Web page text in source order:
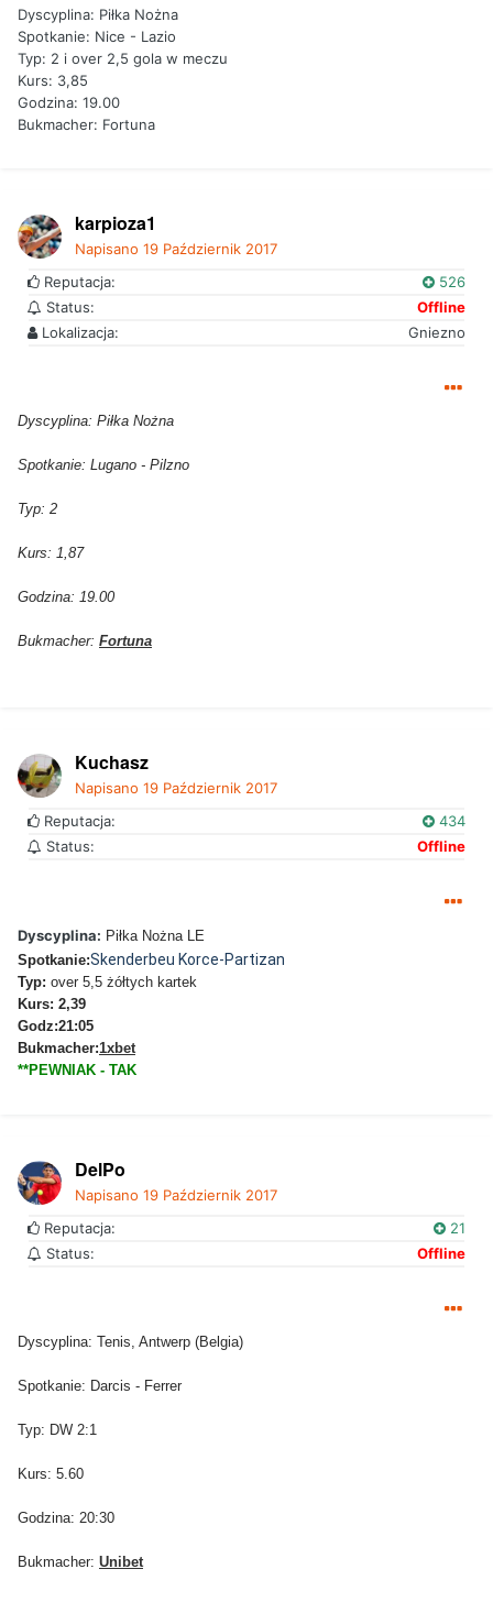
Dyscyplina: Piłka Nożna
Spotkanie: Nice - Lazio
Typ: 2 i over 2,5 gola w meczu
Kurs: 3,85
Godzina: 19.00
Bukmacher: Fortuna
karpioza1
Napisano 19 Październik 2017
Reputacja:
526
Status:
Offline
Lokalizacja:
Gniezno
Dyscyplina: Piłka Nożna
Spotkanie: Lugano - Pilzno
Typ: 2
Kurs: 1,87
Godzina: 19.00
Bukmacher: Fortuna
Kuchasz
Napisano 19 Październik 2017
Reputacja:
434
Status:
Offline
Dyscyplina: Piłka Nożna LE
Spotkanie:Skenderbeu Korce-Partizan
Typ: over 5,5 żółtych kartek
Kurs: 2,39
Godz:21:05
Bukmacher:1xbet
**PEWNIAK - TAK
DelPo
Napisano 19 Październik 2017
Reputacja:
21
Status:
Offline
Dyscyplina: Tenis, Antwerp (Belgia)
Spotkanie: Darcis - Ferrer
Typ: DW 2:1
Kurs: 5.60
Godzina: 20:30
Bukmacher: Unibet